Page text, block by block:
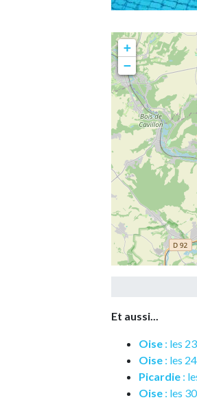
+
−
Et aussi...
Oise : les
Oise : les
Picardie :
Oise : les